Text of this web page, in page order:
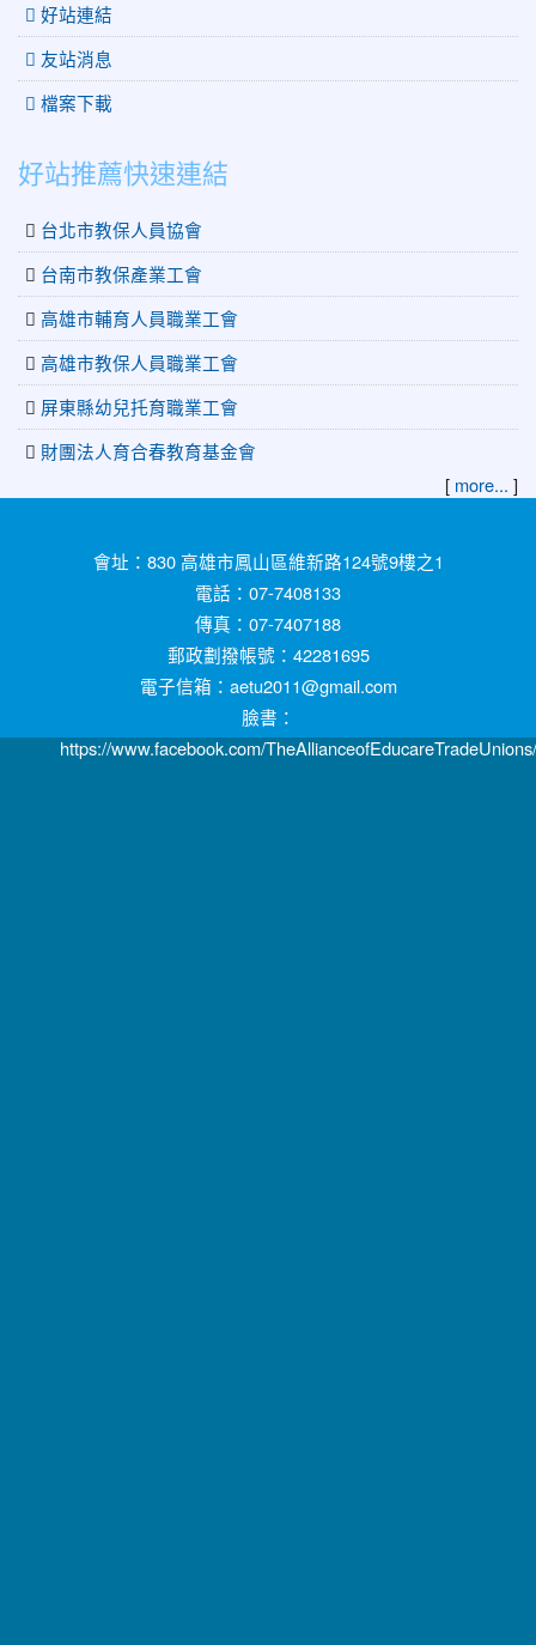
好站連結
友站消息
檔案下載
好站推薦快速連結
台北市教保人員協會
台南市教保產業工會
高雄市輔育人員職業工會
高雄市教保人員職業工會
屏東縣幼兒托育職業工會
財團法人育合春教育基金會
[ more... ]
會址：830 高雄市鳳山區維新路124號9樓之1
電話：07-7408133
傳真：07-7407188
郵政劃撥帳號：42281695
電子信箱：aetu2011@gmail.com
臉書：
https://www.facebook.com/TheAllianceofEducareTradeUnions/